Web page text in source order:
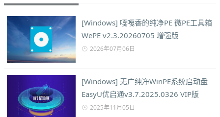
[Windows] 嘎嘎香的纯净PE 微PE工具箱
WePE v2.3.20260705 增强版
2026年07月06日
[Windows] 无广纯净WinPE系统启动盘
EasyU优启通v3.7.2025.0326 VIP版
2025年11月05日